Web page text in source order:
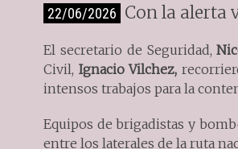
22/06/2026 Con la alerta
El secretario de Seguridad,
Civil, Ignacio Vilchez,
intensos trabajos para la
Equipos de brigadistas y
entre los laterales de la ruta